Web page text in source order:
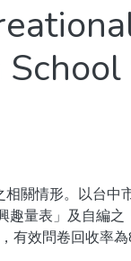
關情形。以台中
量表」及自編
效問卷回收率